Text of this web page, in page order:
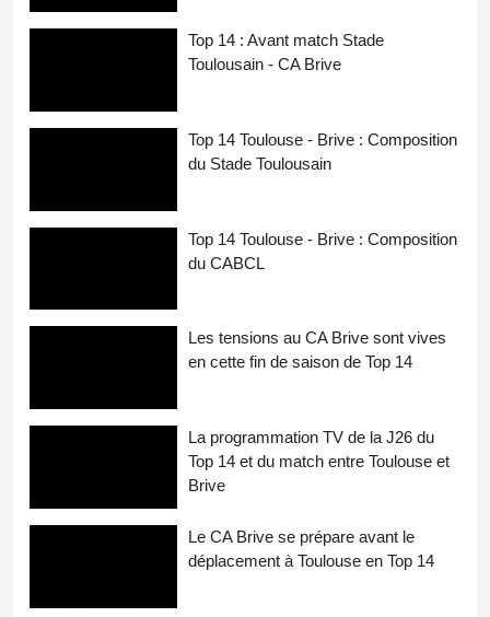
Top 14 : Avant match Stade
Toulousain - CA Brive
Top 14 Toulouse - Brive : Composition
du Stade Toulousain
Top 14 Toulouse - Brive : Composition
du CABCL
Les tensions au CA Brive sont vives
en cette fin de saison de Top 14
La programmation TV de la J26 du
Top 14 et du match entre Toulouse et
Brive
Le CA Brive se prépare avant le
déplacement à Toulouse en Top 14